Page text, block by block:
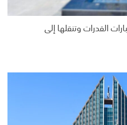
القدرات وتنقلها إلى